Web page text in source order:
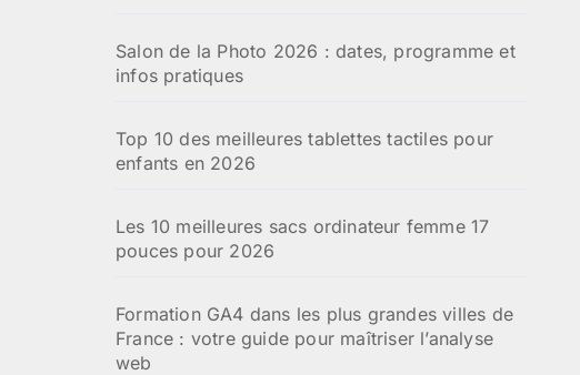
Salon de la Photo 2026 : dates, programme et
infos pratiques
Top 10 des meilleures tablettes tactiles pour
enfants en 2026
Les 10 meilleures sacs ordinateur femme 17
pouces pour 2026
Formation GA4 dans les plus grandes villes de
France : votre guide pour maîtriser l’analyse
web